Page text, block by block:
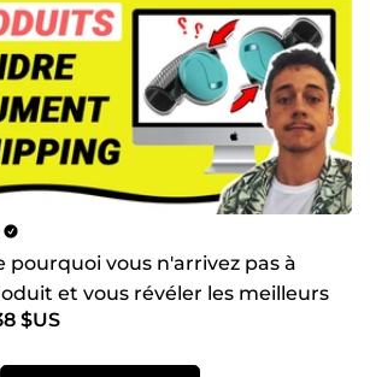
pourquoi vous n'arrivez pas à
et vous révéler les meilleurs
$US